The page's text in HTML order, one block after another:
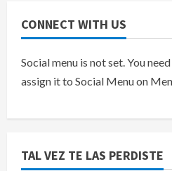
CONNECT WITH US
Social menu is not set. You
assign it to Social Menu on
TAL VEZ TE LAS PERDISTE